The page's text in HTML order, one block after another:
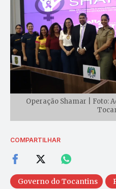
Operação Shamar | Foto:
COMPARTILHAR
Governo do Tocantins